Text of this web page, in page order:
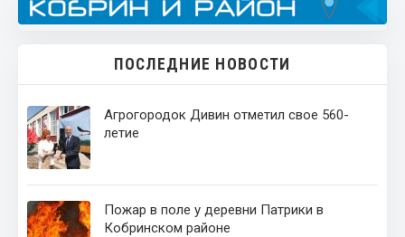
ПОСЛЕДНИЕ НОВОСТИ
Агрогородок Дивин отметил свое 560-
летие
Пожар в поле у деревни Патрики в
Кобринском районе